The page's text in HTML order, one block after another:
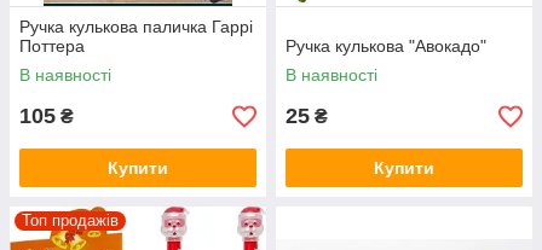
Ручка кулькова паличка Гаррі
Поттера
В наявності
105 ₴
Купити
Ручка кулькова "Авокадо"
В наявності
25 ₴
Купити
Топ продажів